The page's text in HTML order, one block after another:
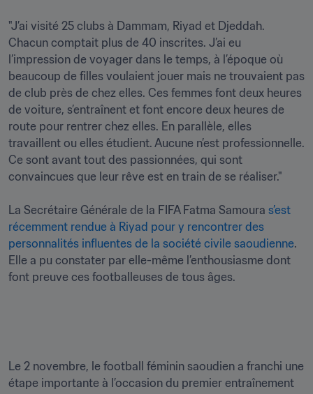
"J’ai visité 25 clubs à Dammam, Riyad et Djeddah.
Chacun comptait plus de 40 inscrites. J’ai eu
l’impression de voyager dans le temps, à l’époque où
beaucoup de filles voulaient jouer mais ne trouvaient pas
de club près de chez elles. Ces femmes font deux heures
de voiture, s’entraînent et font encore deux heures de
route pour rentrer chez elles. En parallèle, elles
travaillent ou elles étudient. Aucune n’est professionnelle.
Ce sont avant tout des passionnées, qui sont
convaincues que leur rêve est en train de se réaliser."
La Secrétaire Générale de la FIFA Fatma Samoura s’est
récemment rendue à Riyad pour y rencontrer des
personnalités influentes de la société civile saoudienne.
Elle a pu constater par elle-même l’enthousiasme dont
font preuve ces footballeuses de tous âges.
Le 2 novembre, le football féminin saoudien a franchi une
étape importante à l’occasion du premier entraînement